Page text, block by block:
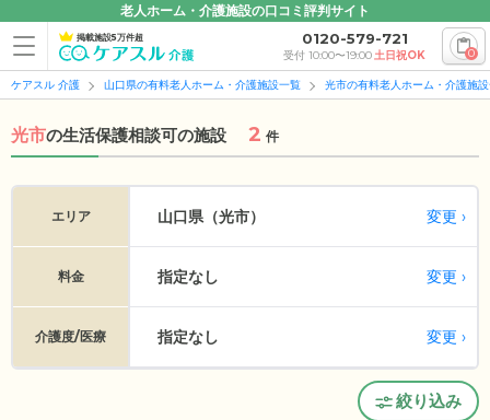
老人ホーム・介護施設の口コミ評判サイト
掲載施設5万件超 0120-579-721
受付 10:00〜19:00土日祝OK 0
ケアスル 介護 山口県の有料老人ホーム・介護施設一覧 光市の有料老人ホーム・介護施
光市の生活保護相談可の施設 2 件
エリア 山口県（光市） 変更
料金 指定なし 変更
介護度/医療 指定なし 変更
絞り込み